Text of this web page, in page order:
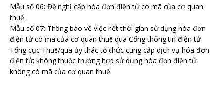
Mẫu số 06: Đề nghị cấp hóa đơn điện tử có mã của cơ quan
thuế.
Mẫu số 07: Thông báo về việc hết thời gian sử dụng hóa đơn
điện tử có mã của cơ quan thuế qua Cổng thông tin điện tử
Tổng cục Thuế/qua ủy thác tổ chức cung cấp dịch vụ hóa đơn
điện tử; không thuộc trường hợp sử dụng hóa đơn điện tử
không có mã của cơ quan thuế.